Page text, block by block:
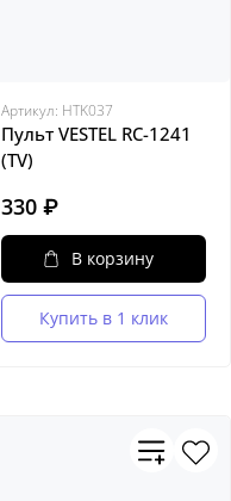
Артикул: HTK037
Пульт VESTEL RC-1241
(TV)
330 ₽
В корзину
Купить в 1 клик